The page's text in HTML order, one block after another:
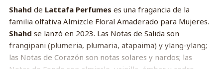
Shahd de Lattafa Perfumes es una fragancia de la
familia olfativa Almizcle Floral Amaderado para Mujeres.
Shahd se lanzó en 2023. Las Notas de Salida son
frangipani (plumeria, plumaria, atapaima) y ylang-ylang;
las Notas de Corazón son notas solares y nardos; las